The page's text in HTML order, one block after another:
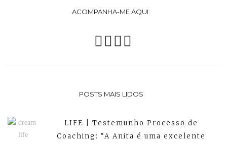
ACOMPANHA-ME AQUI:
POSTS MAIS LIDOS
LIFE | Testemunho Processo de
Coaching: “A Anita é uma excelente